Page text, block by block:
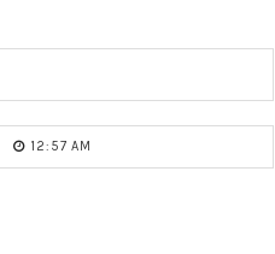
12:57 AM